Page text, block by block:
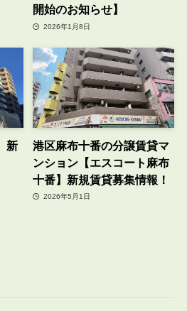
開始のお知らせ】
2026年1月8日
新
港区麻布十番の分譲賃貸マ
ンション【エスコート麻布
十番】新規賃貸募集情報！
2026年5月1日